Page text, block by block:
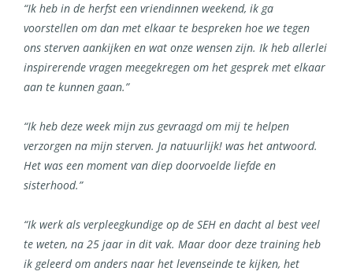
“Ik heb in de herfst een vriendinnen weekend, ik ga
voorstellen om dan met elkaar te bespreken hoe we tegen
ons sterven aankijken en wat onze wensen zijn. Ik heb allerlei
inspirerende vragen meegekregen om het gesprek met elkaar
aan te kunnen gaan.”
“Ik heb deze week mijn zus gevraagd om mij te helpen
verzorgen na mijn sterven. Ja natuurlijk! was het antwoord.
Het was een moment van diep doorvoelde liefde en
sisterhood.”
“Ik werk als verpleegkundige op de SEH en dacht al best veel
te weten, na 25 jaar in dit vak. Maar door deze training heb
ik geleerd om anders naar het levenseinde te kijken, het